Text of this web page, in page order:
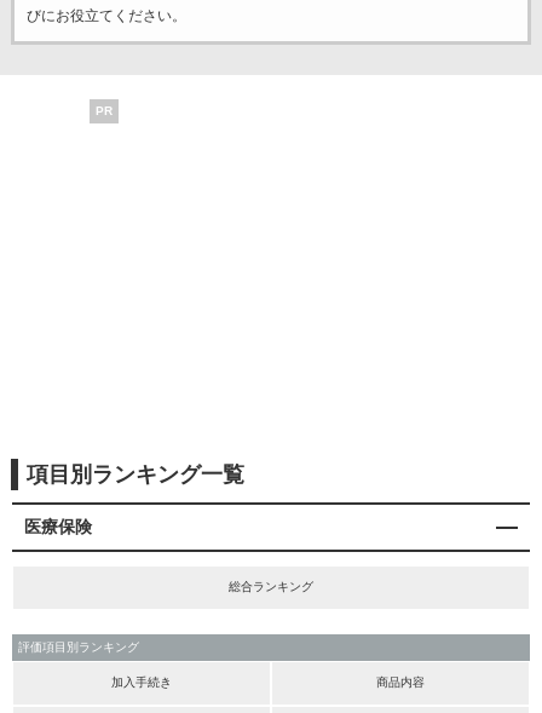
びにお役立てください。
PR
項目別ランキング一覧
医療保険
総合ランキング
評価項目別ランキング
加入手続き 商品内容